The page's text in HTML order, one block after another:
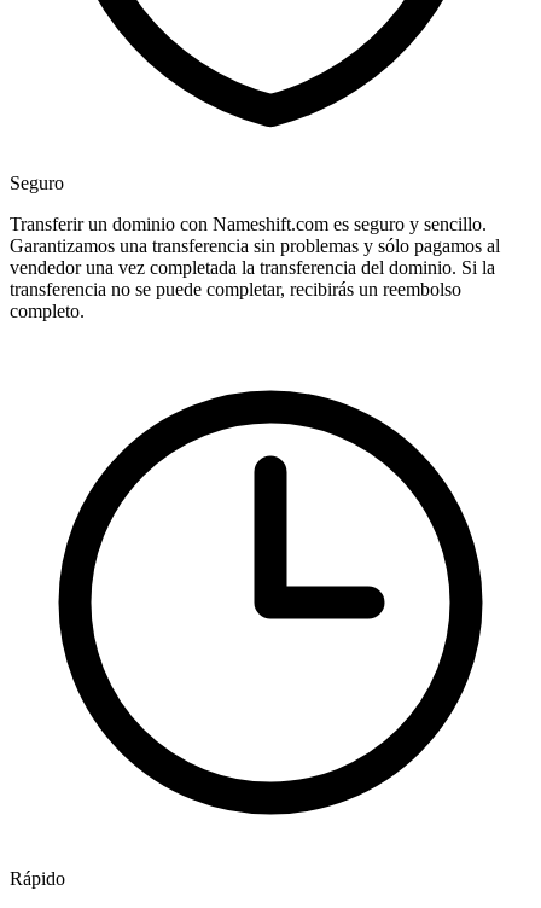
Seguro
Transferir un dominio con Nameshift.com es seguro y sencillo.
Garantizamos una transferencia sin problemas y sólo pagamos al
vendedor una vez completada la transferencia del dominio. Si la
transferencia no se puede completar, recibirás un reembolso
completo.
Rápido